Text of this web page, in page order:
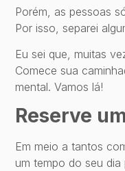
Porém, as pessoas
Por isso, separei
Eu sei que, muitas
Comece sua
mental. Vamos lá!
Reserve
Em meio a tantos
um tempo do seu dia